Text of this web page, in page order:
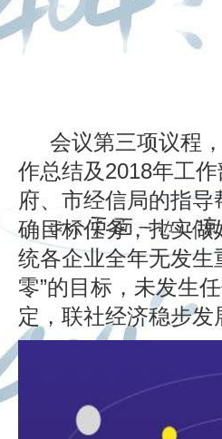
会议第三项议程，
作总结及2018年工
府、市经信局的指导
确目标任务，扎实
统各企业全年无发生
零”的目标，未发生
定，联社经济稳步